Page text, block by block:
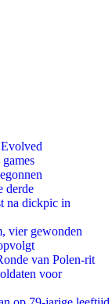
derde
na dickpic in
vier gewonden
van Polen-rit
voor